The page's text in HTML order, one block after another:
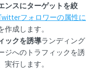
ンスにターゲットを絞
フォロワーの属性に
成します。
ックを誘導ランディング
ジへのトラフィックを誘
行します。